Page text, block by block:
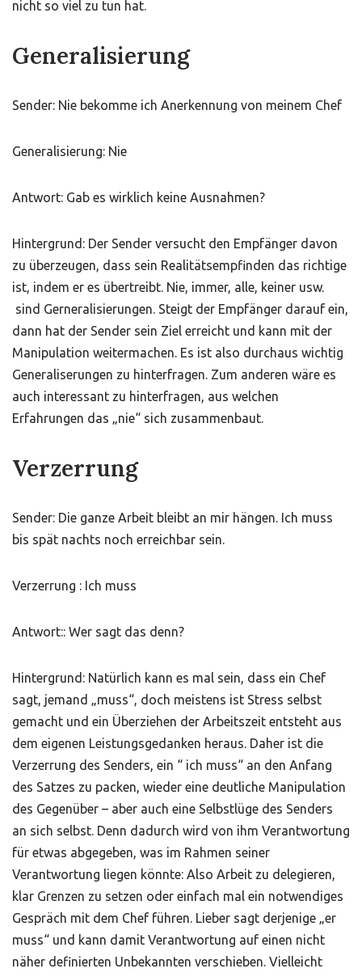
nicht so viel zu tun hat.
Generalisierung
Sender: Nie bekomme ich Anerkennung von meinem Chef
Generalisierung: Nie
Antwort: Gab es wirklich keine Ausnahmen?
Hintergrund: Der Sender versucht den Empfänger davon
zu überzeugen, dass sein Realitätsempfinden das richtige
ist, indem er es übertreibt. Nie, immer, alle, keiner usw.
sind Gerneralisierungen. Steigt der Empfänger darauf ein,
dann hat der Sender sein Ziel erreicht und kann mit der
Manipulation weitermachen. Es ist also durchaus wichtig
Generaliserungen zu hinterfragen. Zum anderen wäre es
auch interessant zu hinterfragen, aus welchen
Erfahrungen das „nie“ sich zusammenbaut.
Verzerrung
Sender: Die ganze Arbeit bleibt an mir hängen. Ich muss
bis spät nachts noch erreichbar sein.
Verzerrung : Ich muss
Antwort:: Wer sagt das denn?
Hintergrund: Natürlich kann es mal sein, dass ein Chef
sagt, jemand „muss“, doch meistens ist Stress selbst
gemacht und ein Überziehen der Arbeitszeit entsteht aus
dem eigenen Leistungsgedanken heraus. Daher ist die
Verzerrung des Senders, ein “ ich muss“ an den Anfang
des Satzes zu packen, wieder eine deutliche Manipulation
des Gegenüber – aber auch eine Selbstlüge des Senders
an sich selbst. Denn dadurch wird von ihm Verantwortung
für etwas abgegeben, was im Rahmen seiner
Verantwortung liegen könnte: Also Arbeit zu delegieren,
klar Grenzen zu setzen oder einfach mal ein notwendiges
Gespräch mit dem Chef führen. Lieber sagt derjenige „er
muss“ und kann damit Verantwortung auf einen nicht
näher definierten Unbekannten verschieben. Vielleicht